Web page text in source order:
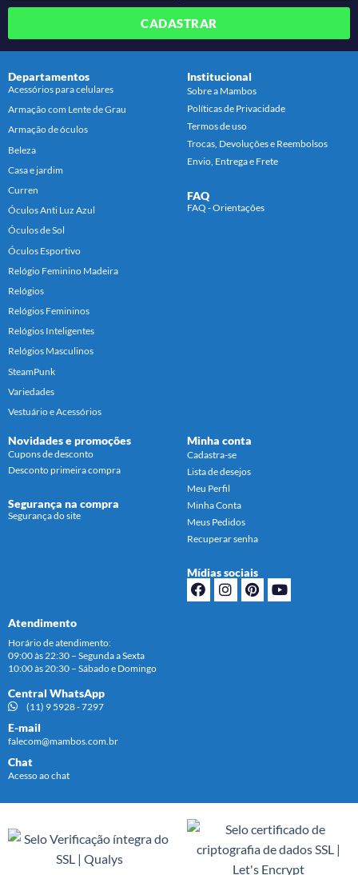
CADASTRAR
Departamentos
Acessórios para celulares
Armação com Lente de Grau
Armação de óculos
Beleza
Casa e jardim
Curren
Óculos Anti Luz Azul
Óculos de Sol
Óculos Esportivo
Relógio Feminino Madeira
Relógios
Relógios Femininos
Relógios Inteligentes
Relógios Masculinos
SteamPunk
Variedades
Vestuário e Acessórios
Institucional
Sobre a Mambos
Políticas de Privacidade
Termos de uso
Trocas, Devoluções e Reembolsos
Envio, Entrega e Frete
FAQ
FAQ - Orientações
Novidades e promoções
Cupons de desconto
Desconto primeira compra
Segurança na compra
Segurança do site
Minha conta
Cadastra-se
Lista de desejos
Meu Perfil
Minha Conta
Meus Pedidos
Recuperar senha
Mídias sociais
Atendimento
Horário de atendimento:
09:00 às 22:30 – Segunda a Sexta
10:00 às 20:30 – Sábado e Domingo
Central WhatsApp
(11) 9 5928 - 7297
E-mail
falecom@mambos.com.br
Chat
Acesso ao chat